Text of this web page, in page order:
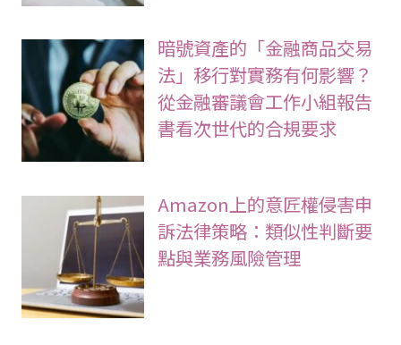
暗號資產的「金融商品交易
法」移行對實務有何影響？
從金融審議會工作小組報告
書看次世代的合規要求
Amazon上的意匠權侵害申
訴法律策略：類似性判斷要
點與業務風險管理